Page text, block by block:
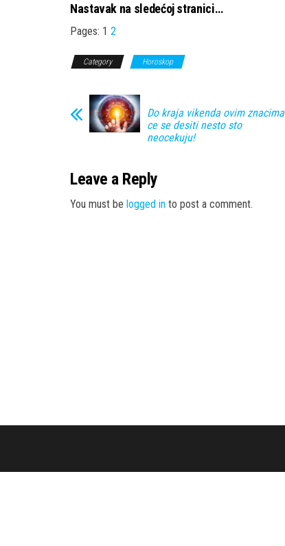
Nastavak na sledećoj stranici…
Pages: 1 2
Category Horoskop
Do kraja vikenda ovim znacima
ce se desiti nesto sto
neocekuju!
Leave a Reply
You must be logged in to post a comment.